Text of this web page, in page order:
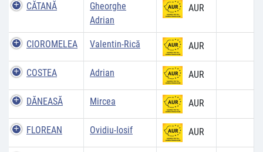
CĂTANĂ
Gheorghe
Adrian
AUR
CIOROMELEA Valentin-Rică AUR
COSTEA Adrian AUR
DĂNEASĂ Mircea AUR
FLOREAN Ovidiu-Iosif AUR